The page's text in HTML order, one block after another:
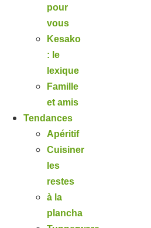
pour
vous
Kesako
: le
lexique
Famille
et amis
Tendances
Apéritif
Cuisiner
les
restes
à la
plancha